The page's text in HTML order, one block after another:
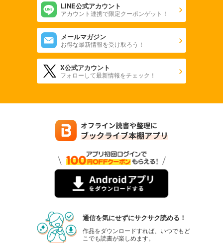
あらすじを表示する
110円 (税込)
あらすじを表示する
円 (税込)
あらすじを表示する
LINE公式アカウント
アカウント連携で限定クーポンゲット！
メールマガジン
お得な最新情報を受け取ろう！
X公式アカウント
フォローして最新情報をチェック！
通信を気にせずにサクサク読める！
作品をダウンロードすれば、いつでもど
こでも読書が楽しめます。